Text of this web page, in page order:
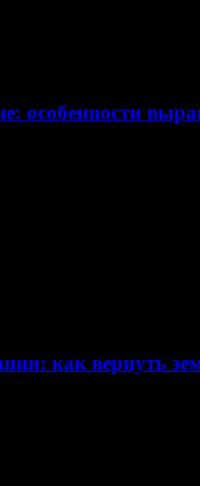
особенности
как вернуть